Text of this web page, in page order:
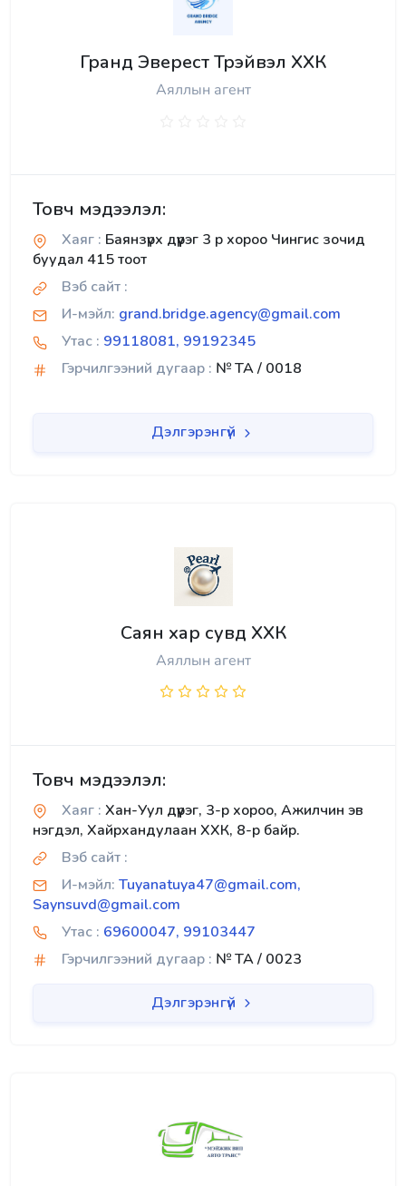
Гранд Эверест Трэйвэл ХХК
Аяллын агент
Товч мэдээлэл:
Хаяг : Баянзүрх дүүрэг 3 р хороо Чингис зочид
буудал 415 тоот
Вэб сайт :
И-мэйл: grand.bridge.agency@gmail.com
Утас : 99118081, 99192345
Гэрчилгээний дугаар : № TA / 0018
Дэлгэрэнгүй
Саян хар сувд ХХК
Аяллын агент
Товч мэдээлэл:
Хаяг : Хан-Уул дүүрэг, 3-р хороо, Ажилчин эв
нэгдэл, Хайрхандулаан ХХК, 8-р байр.
Вэб сайт :
И-мэйл: Tuyanatuya47@gmail.com,
Saynsuvd@gmail.com
Утас : 69600047, 99103447
Гэрчилгээний дугаар : № TA / 0023
Дэлгэрэнгүй